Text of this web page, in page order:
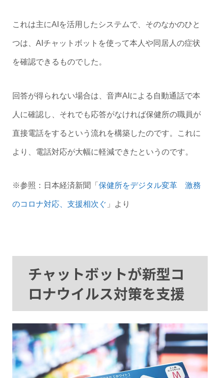
これは主にAIを活用したシステムで、そのなかのひと
つは、AIチャットボットを使って本人や同居人の症状
を確認できるものでした。
回答が得られない場合は、音声AIによる自動通話で本
人に確認し、それでも応答がなければ保健所の職員が
直接電話をするという流れを構築したのです。これに
より、電話対応が大幅に軽減できたというのです。
※参照：日本経済新聞「 保健所をデジタル変革 激務
のコロナ対応、支援相次ぐ 」より
チャットボットが新型コ
ロナウイルス対策を支援